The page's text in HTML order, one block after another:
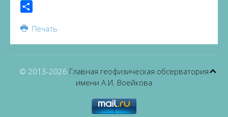
Telegram
Печать
© 2013-2026 Главная геофизическая обсерватория
имени А.И. Воейкова